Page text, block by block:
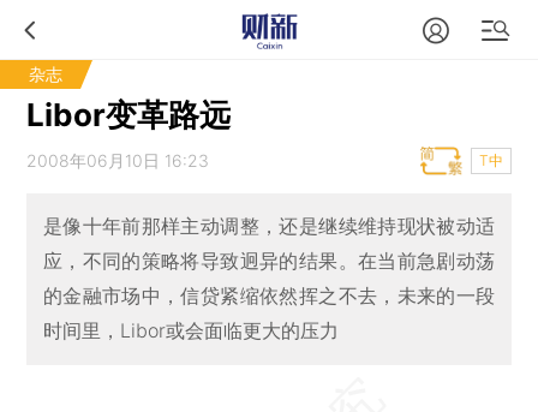
杂志
Libor变革路远
2008年06月10日 16:23 T中
是像十年前那样主动调整，还是继续维持现状被动适
应，不同的策略将导致迥异的结果。在当前急剧动荡
的金融市场中，信贷紧缩依然挥之不去，未来的一段
时间里，Libor或会面临更大的压力